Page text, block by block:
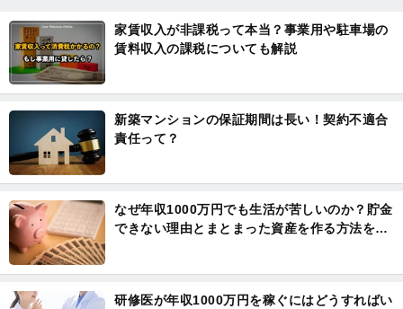
家賃収入が非課税って本当？事業用や駐車場の
賃料収入の課税についても解説
新築マンションの保証期間は長い！契約不適合
責任って？
なぜ年収1000万円でも生活が苦しいのか？貯金
できない理由とまとまった資産を作る方法を解
研修医が年収1000万円を稼ぐにはどうすればい